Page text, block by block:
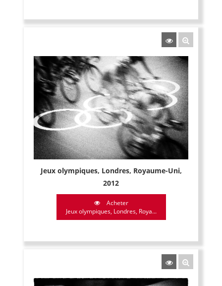
Jeux olympiques, Londres, Royaume-Uni,
2012
Acheter
Jeux olympiques, Londres, Roya...